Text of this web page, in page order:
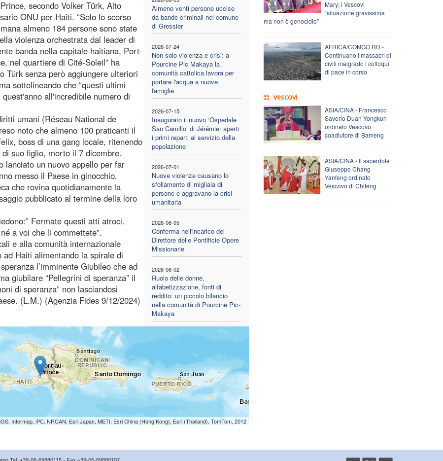
Almeno venti persone uccise
da bande criminali nel comune
di Gressier
2026-07-24
Non solo violenza e crisi: a
Pourcine Pic Makaya la
comunità cattolica lavora per
portare l'acqua a nuove
famiglie
2026-07-15
Inaugurato il nuovo ‘Ospedale
San Camillo’ di Jérémie: aperti
i primi reparti al servizio della
popolazione
2026-07-01
Nuove violenze causano lo
sfollamento di migliaia di
persone e aggravano la crisi
umanitaria
2026-06-05
Conferma nell'incarico del
Direttore delle Pontificie Opere
Missionarie
2026-06-02
Ruolo delle donne,
alfabetizzazione, fonti di
reddito: un piccolo bilancio
nella comunità di Pourcine Pic-
Makaya
secondo Volker Türk, Alto
ONU per Haiti. “Solo lo scorso
almeno 184 persone sono state
violenza orchestrata dal leader di
banda nella capitale haitiana, Port-
nel quartiere di Cité-Soleil” ha
Türk senza però aggiungere ulteriori
sottolineando che “questi ultimi
all'incredibile numero di
umani (Réseau National de
noto che almeno 100 praticanti il
boss di una gang locale, ritenendo
suo figlio, morto il 7 dicembre.
lanciato un nuovo appello per far
messo il Paese in ginocchio.
che rovina quotidianamente la
pubblicato al termine della loro
Fermate questi atti atroci.
a voi che li commettete”.
e alla comunità internazionale
Haiti alimentando la spirale di
l’imminente Giubileo che ad
giubilare “Pellegrini di speranza” il
di speranza” non lasciandosi
(L.M.) (Agenzia Fides 9/12/2024)
Intermap, iPC, NRCAN, Esri Japan, METI, Esri China (Hong Kong), Esri (Thailand), TomTom, 2012
Mary; i Vescovi
“situazione gravissima
ma non è genocidio”
AFRICA/CONGO RD -
Continuano i massacri di
civili malgrado i colloqui
di pace in corso
vescovi
ASIA/CINA - Francesco
Saverio Duan Yongkun
ordinato Vescovo
coadiutore di Bameng
ASIA/CINA - Il sacerdote
Giuseppe Chang
Yanfeng ordinato
Vescovo di Chifeng